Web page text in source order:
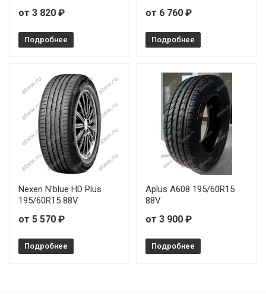
от 3 820 ₽
Подробнее
от 6 760 ₽
Подробнее
Nexen N'blue HD Plus
195/60R15 88V
от 5 570 ₽
Подробнее
Aplus A608 195/60R15
88V
от 3 900 ₽
Подробнее